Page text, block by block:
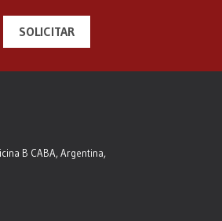
SOLICITAR
B CABA, Argentina,